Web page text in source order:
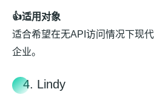
👍适用对象
适合希望在无API访问情况下现
企业。
4. Lindy